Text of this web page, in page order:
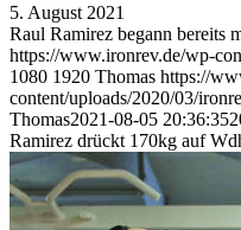
5. August 2021
Raul Ramirez begann bereits
https://www.ironrev.de/wp-
1080 1920 Thomas https://
content/uploads/2020/03/
Thomas2021-08-05 20:36:35
Ramirez drückt 170kg auf